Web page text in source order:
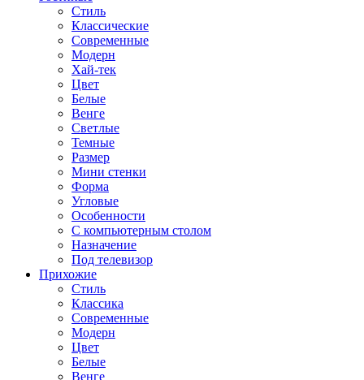
Стиль
Классические
Современные
Модерн
Хай-тек
Цвет
Белые
Венге
Светлые
Темные
Размер
Мини стенки
Форма
Угловые
Особенности
С компьютерным столом
Назначение
Под телевизор
Прихожие
Стиль
Классика
Современные
Модерн
Цвет
Белые
Венге